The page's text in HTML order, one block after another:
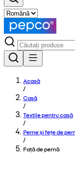
Acasă
/
Casă
/
Textile pentru casă
/
Perne și fețe de
/
Față de pernă